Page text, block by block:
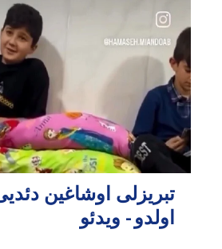
تبریزلی اوشاغین
اولدو - ویدئو